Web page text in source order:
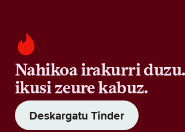
Nahikoa irakurri
ikusi zeure kabuz.
Deskargatu Tinder